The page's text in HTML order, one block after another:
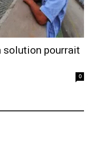
solution pourrait
0